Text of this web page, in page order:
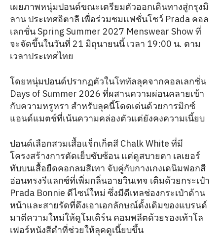
เผยภาพหนุ่มปอนด์ขณะเตรียมตัวออกเดินทางสู่กรุงมิ
ลาน ประเทศอิตาลี เพื่อร่วมชมแฟชั่นโชว์ Prada คอล
เลกชั่น Spring Summer 2027 Menswear Show ที่
จะจัดขึ้นในวันที่ 21 มิถุนายนนี้ เวลา 19:00 น. ตาม
เวลาประเทศไทย
โดยหนุ่มปอนด์ปรากฏตัวในโททัลลุคจากคอลเลกชั่น
Days of Summer 2026 ที่ผสานความผ่อนคลายเข้า
กับความหรูหรา สำหรับลุคนี้โดดเด่นด้วยการมิกซ์
แอนด์แมตช์ที่เน้นความคล่องตัวแต่ยังคงความเนี้ยบ
ปอนด์เลือกสวมเสื้อแจ็กเก็ตสี Chalk White ที่มี
โครงสร้างการตัดเย็บซับซ้อน แต่ดูสบายตา เลเยอร์
ทับบนเสื้อยืดคอกลมสีเทา จับคู่กับกางเกงเดนิมฟอกสี
อ่อนทรงรีแลกซ์ที่เพิ่มกลิ่นอายวินเทจ เติมด้วยกระเป๋า
Prada Bonnie ดีไซน์ใหม่ ซึ่งมีดีเทลช่องกระเป๋าด้าน
หน้าและสายรัดที่ดึงเอาเอกลักษณ์ดั้งเดิมของแบรนด์
มาตีความใหม่ให้ดูโมเดิร์น คอมพลีตด้วยรองเท้าโล
เฟอร์หนังสีดำที่ช่วยให้ลุคดูเนี้ยบขึ้น